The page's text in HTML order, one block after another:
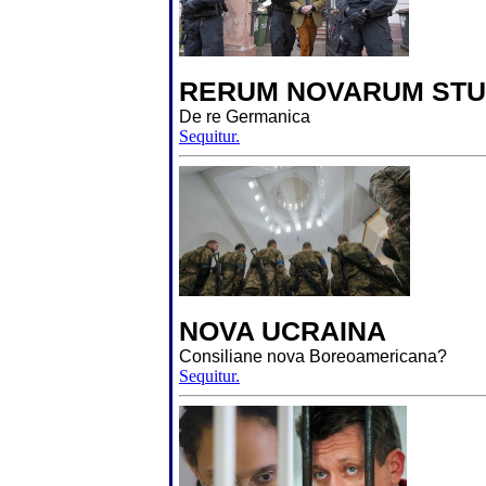
RERUM NOVARUM
De re Germanica
Sequitur.
NOVA UCRAINA
Consiliane nova Boreoamericana?
Sequitur.